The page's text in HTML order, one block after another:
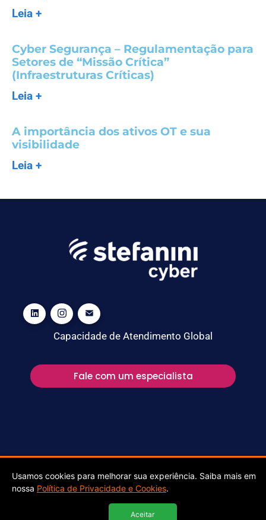
Leia +
Cyber Segurança – Regulamentação para
Setores de “Missão Crítica”
(Infraestruturas Críticas)
Leia +
A importância dos ativos OT e sua
visibilidade
Leia +
Capacidade de Atendimento Global
Fale com um especialista
Usamos cookies para melhorar sua experiência. Saiba mais em
nossa Política de Privacidade e Cookies.
Aceitar
Stefanini Cyber @ 2025 ALL RIGHTS RESERVED